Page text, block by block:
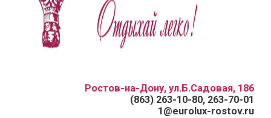
Ростов-на-Дону, ул.Б.Садовая, 186
(863) 263-10-80, 263-70-01
1@eurolux-rostov.ru